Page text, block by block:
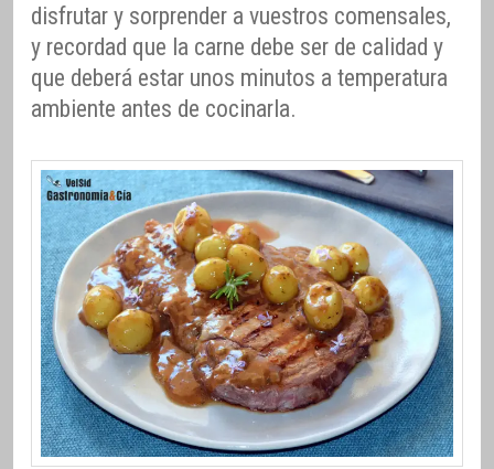
disfrutar y sorprender a vuestros comensales,
y recordad que la carne debe ser de calidad y
que deberá estar unos minutos a temperatura
ambiente antes de cocinarla.